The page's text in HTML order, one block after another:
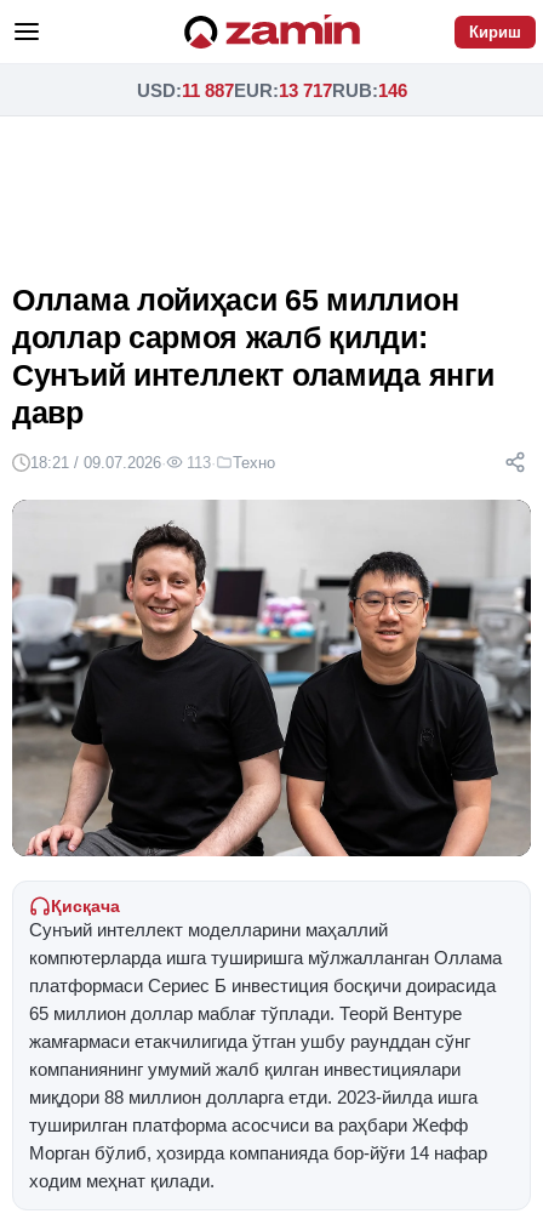
Кириш
USD:11 887EUR:13 717RUB:146
Оллама лойиҳаси 65 миллион
доллар сармоя жалб қилди:
Сунъий интеллект оламида янги
давр
18:21 / 09.07.2026· 113· Техно
Қисқача
Сунъий интеллект моделларини маҳаллий
компютерларда ишга туширишга мўлжалланган Оллама
платформаси Сериес Б инвестиция босқичи доирасида
65 миллион доллар маблағ тўплади. Теорй Вентуре
жамғармаси етакчилигида ўтган ушбу раунддан сўнг
компаниянинг умумий жалб қилган инвестициялари
миқдори 88 миллион долларга етди. 2023-йилда ишга
туширилган платформа асосчиси ва раҳбари Жефф
Морган бўлиб, ҳозирда компанияда бор-йўғи 14 нафар
ходим меҳнат қилади.